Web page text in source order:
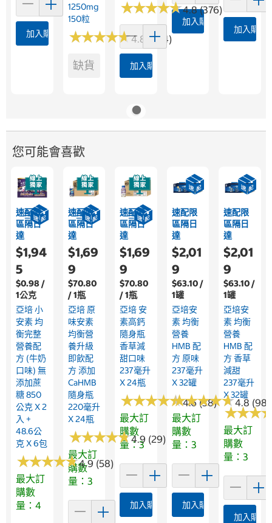
加入購物車
1250mg
150粒
★★★★★
★★★★★4.8 (364)
缺貨
★★★★★
★★★★★4.8 (376)
加入購物車
加入購物車
加入購物
您可能會喜歡
速配限
區隔日
達
$1,94
5
$0.98 /
1公克
亞培 小
安素 均
衡完整
營養配
方 (牛奶
口味) 無
添加蔗
糖 850
公克 X 2
入 +
48.6公
克 X 6包
★★★★★
★★★★★4.9 (58)
最大訂
購數
量：4
速配限
區隔日
達
$1,69
9
$70.80
/ 1瓶
亞培 原
味安素
均衡營
養升級
即飲配
方 添加
CaHMB
隨身瓶
220毫升
X 24瓶
★★★★★
★★★★★4.9 (29)
最大訂
購數
量：3
速配限
區隔日
達
$1,69
9
$70.80
/ 1瓶
亞培 安
素高鈣
隨身瓶
香草減
甜口味
237毫升
X 24瓶
★★★★★
★★★★★4.6 (38)
最大訂
購數
量：3
加入購物車
速配限
區隔日
達
$2,01
9
$63.10 /
1罐
亞培安
素 均衡
營養
HMB 配
方 原味
237毫升
X 32罐
★★★★★
★★★★★4.8
最大訂
購數
量：3
加入購物車
速配限
區隔日
達
$2,01
9
$63.10 /
1罐
亞培安
素 均衡
營養
HMB 配
方 香草
減甜
237毫升
X 32罐
★★★
★★★
最大訂
購數
量：3
加入購物